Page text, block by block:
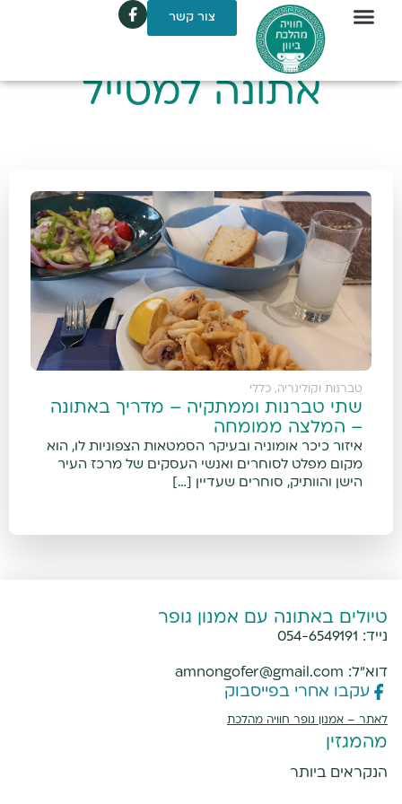
צור קשר
אתונה למטייל
טברנות וקולינריה, כללי
שתי טברנות וממתקיה – מדריך באתונה
– המלצה ממומחה
איזור כיכר אומוניה ובעיקר הסמטאות הצפוניות לו, הוא
מקום מפלט לסוחרים ואנשי העסקים של מרכז העיר
הישן והוותיק, סוחרים שעדיין […]
טיולים באתונה עם אמנון גופר
נייד: 054-6549191
דוא"ל: amnongofer@gmail.com
עקבו אחרי בפייסבוק
לאתר – אמנון גופר חוויה מהלכת
מהמגזין
הנקראים ביותר